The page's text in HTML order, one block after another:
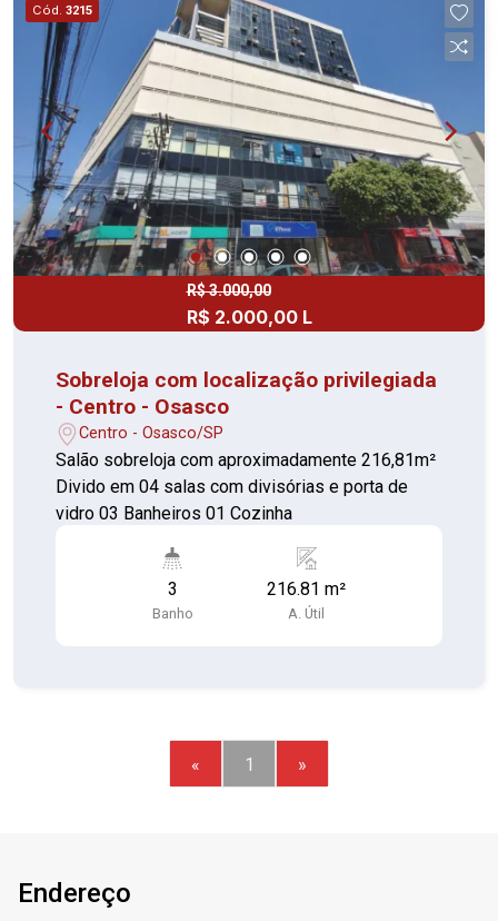
Cód. 3215
R$ 3.000,00
R$ 2.000,00 L
Sobreloja com localização privilegiada
- Centro - Osasco
Centro - Osasco/SP
Salão sobreloja com aproximadamente 216,81m²
Divido em 04 salas com divisórias e porta de
vidro 03 Banheiros 01 Cozinha
3
Banho
216.81 m²
A. Útil
« 1 »
Endereço